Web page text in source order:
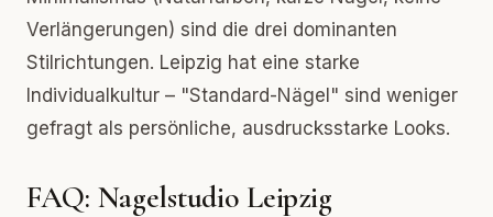
Verlängerungen) sind die drei dominanten
Stilrichtungen. Leipzig hat eine starke
Individualkultur – "Standard-Nägel" sind weniger
gefragt als persönliche, ausdrucksstarke Looks.
FAQ: Nagelstudio Leipzig